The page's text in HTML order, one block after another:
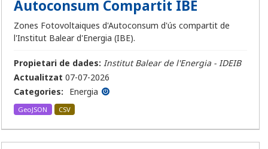
Autoconsum Compartit IBE
Zones Fotovoltaiques d'Autoconsum d'ús compartit de
l'Institut Balear d'Energia (IBE).
Propietari de dades: Institut Balear de l'Energia - IDEIB
Actualitzat 07-07-2026
Categories:
Energia
GeoJSON CSV